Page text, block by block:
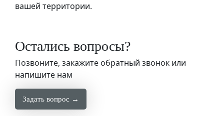
вашей территории.
Остались вопросы?
Позвоните, закажите обратный звонок или
напишите нам
Задать вопрос →